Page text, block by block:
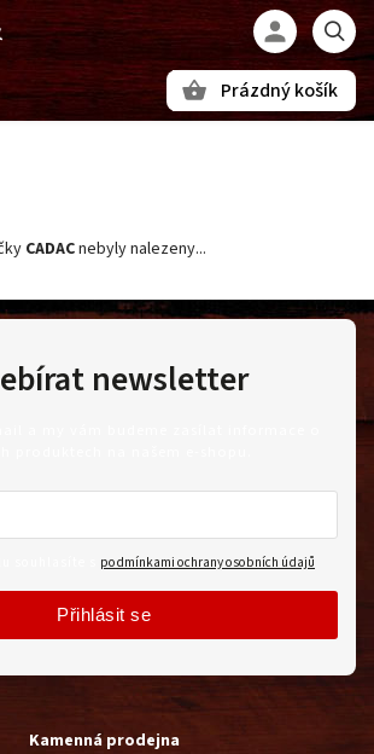
Prázdný košík
CADACnebyly nalezeny...
Kamenná prodejna
newsletter
podmínkami ochrany osobních údajů
Přihlásit se